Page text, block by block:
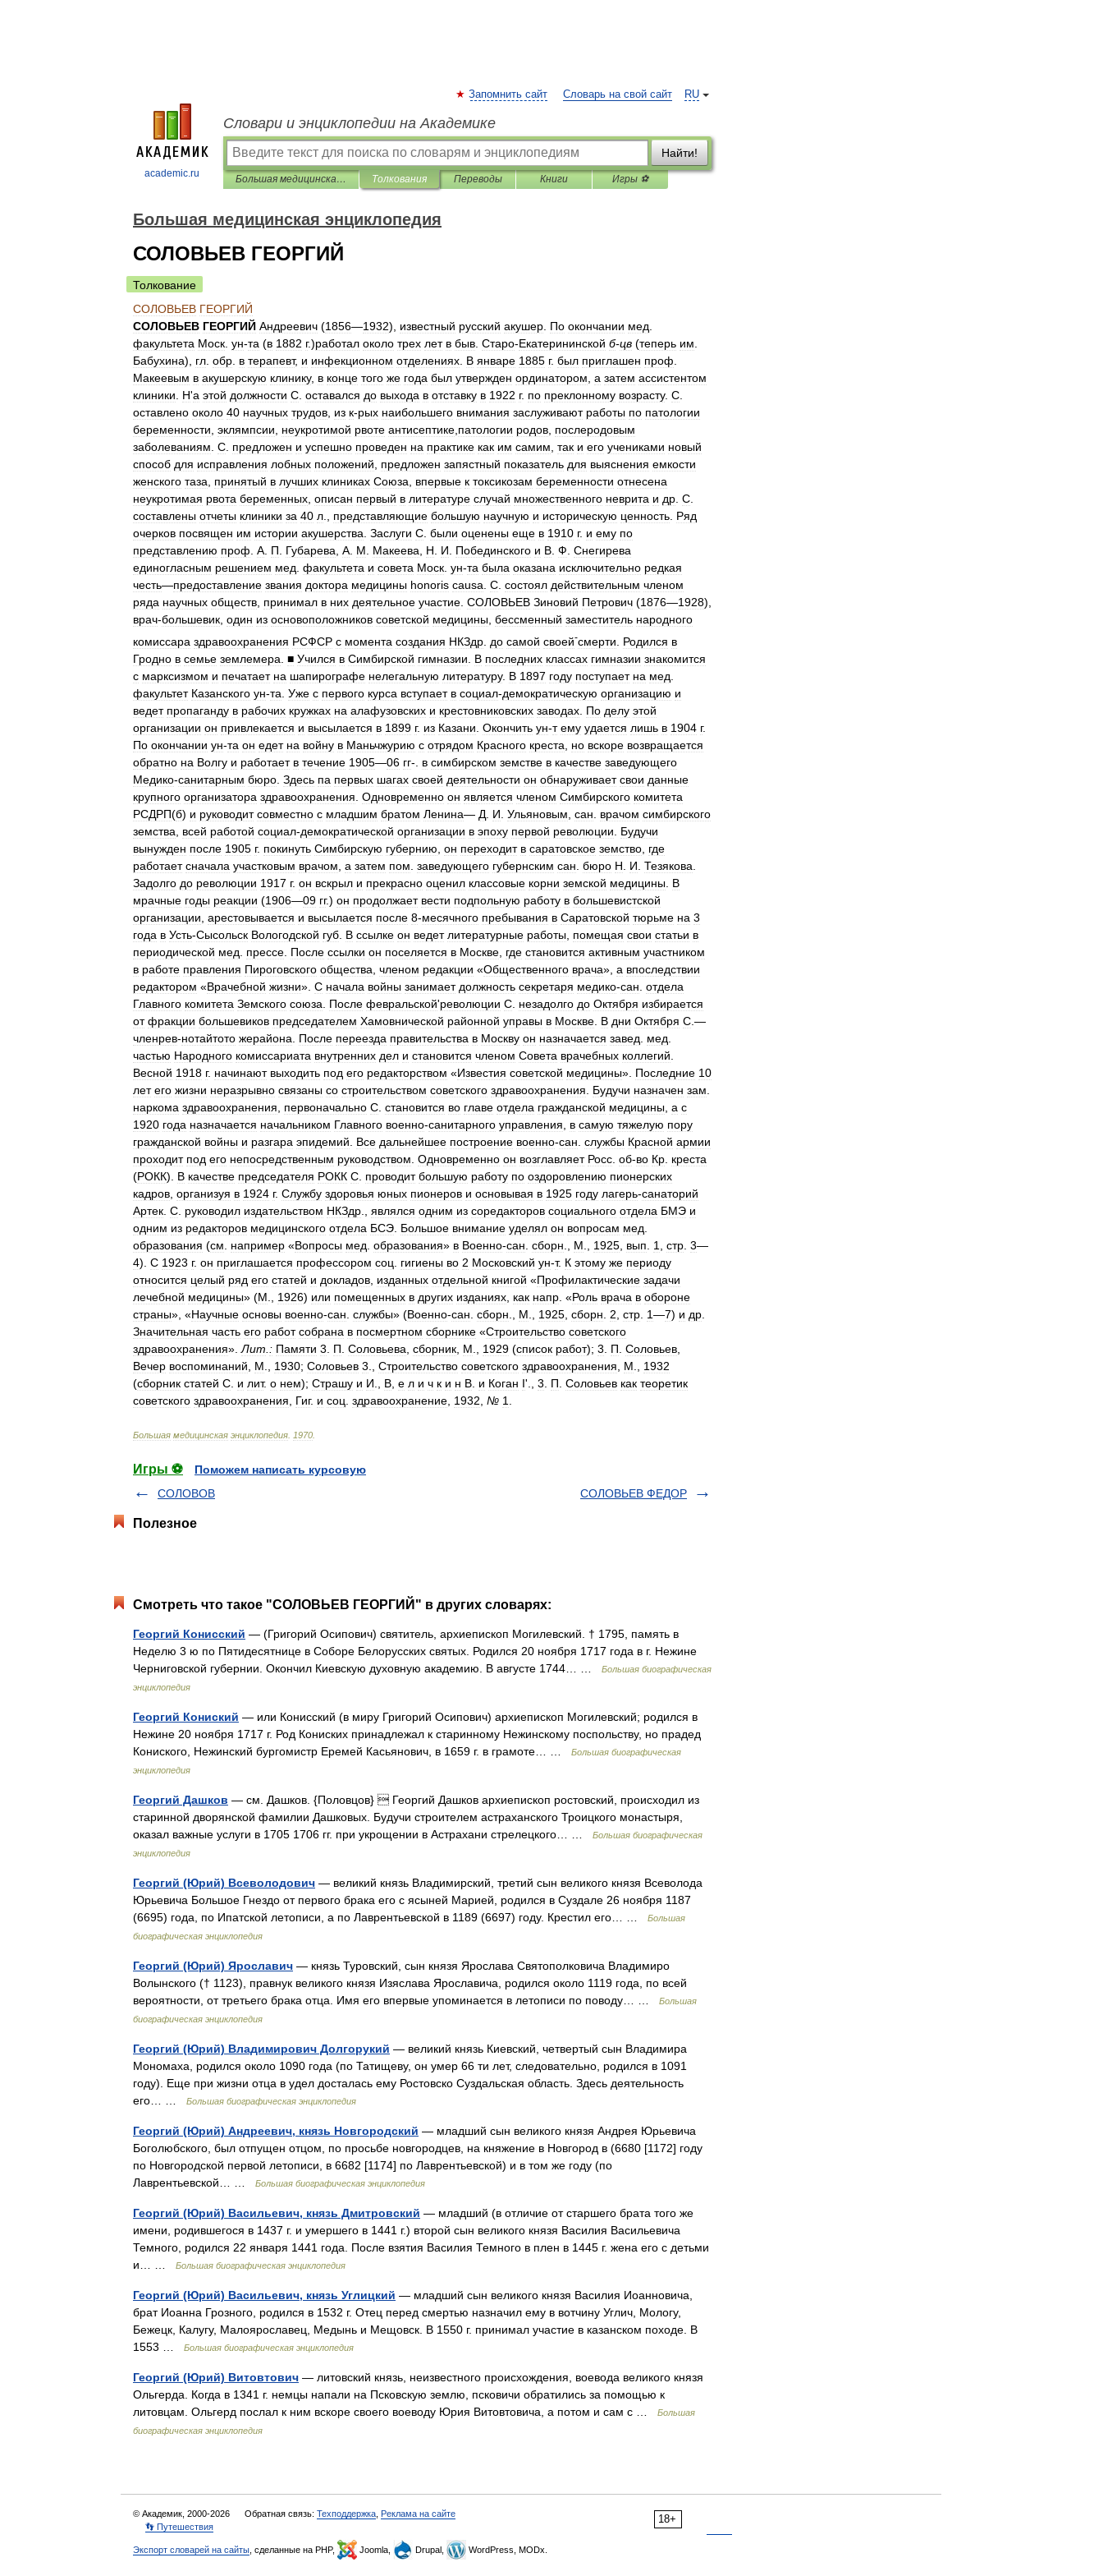
academic.ru
RU
Запомнить сайт Словарь на свой сайт
Словари и энциклопедии на Академике
Найти!
Большая медицинская энциклопедия Толкования Переводы Книги Игры ⚽
Большая медицинская энциклопедия
СОЛОВЬЕВ ГЕОРГИЙ
Толкование
СОЛОВЬЕВ ГЕОРГИЙ
СОЛОВЬЕВ ГЕОРГИЙ Андреевич (1856—1932), известный русский акушер По окончании мед
факультета Моск ун-та (в 1882 г.)работал около трех лет в быв Старо-Екатерининской б-цв (теперь им
Бабухина), гл обр в терапевт, и инфекционном отделениях В январе 1885 г. был приглашен проф
Макеевым в акушерскую клинику, в конце того же года был утвержден ординатором а затем ассистентом
клиники
Н'а этой должности С оставался до выхода в отставку в 1922 г. по преклонному возрасту. С
оставлено около 40 научных трудов из к-рых наибольшего внимания заслуживают работы по патологии
беременности эклямпсии неукротимой рвоте антисептике патологии родов послеродовым
заболеваниям С предложен и успешно проведен на практике как им самим так и его учениками новый
способ для исправления лобных положений предложен запястный показатель для выяснения емкости
женского таза принятый в лучших клиниках Союза впервые к токсикозам беременности отнесена
неукротимая рвота беременных описан первый в литературе случай множественного неврита и др С
составлены отчеты клиники за 40 л представляющие большую научную и историческую ценность Ряд
очерков посвящен им истории акушерства Заслуги С были оценены еще в 1910 г. и ему по
представлению проф А П Губарева А М Макеева Н И Побединского и В Ф Снегирева
единогласным решением мед факультета и совета Моск ун-та была оказана исключительно редкая
честь—предоставление звания доктора медицины honoris causa С состоял действительным членом
ряда научных обществ принимал в них деятельное участие СОЛОВЬЕВ Зиновий Петрович (1876—1928),
врач-большевик один из основоположников советской медицины бессменный заместитель народного
комиссара здравоохранения РСФСР с момента создания НКЗдр до самой своей-смерти Родился в
Гродно в семье землемера ■ Учился в Симбирской гимназии В последних классах гимназии знакомится
с марксизмом и печатает на шапирографе нелегальную литературу. В 1897 году поступает на мед
факультет Казанского ун-та Уже с первого курса вступает в социал-демократическую организацию и
ведет пропаганду в рабочих кружках на алафузовских и крестовниковских заводах По делу этой
организации он привлекается и высылается в 1899 г. из Казани Окончить ун-т ему удается лишь в 1904 г.
По окончании ун-та он едет на войну в Маньчжурию с отрядом Красного креста но вскоре возвращается
обратно на Волгу и работает в течение 1905—06 гг-. в симбирском земстве в качестве заведующего
Медико-санитарным бюро Здесь па первых шагах своей деятельности он обнаруживает свои данные
крупного организатора здравоохранения Одновременно он является членом Симбирского комитета
РСДРП(б) и руководит совместно с младшим братом Ленина— Д И Ульяновым сан врачом симбирского
земства
всей работой социал-демократической организации в эпоху первой революции
Будучи
вынужден после 1905 г. покинуть Симбирскую губернию он переходит в саратовское земство где
работает сначала участковым врачом а затем пом заведующего губернским сан бюро Н И Тезякова
Задолго до революции 1917 г. он вскрыл и прекрасно оценил классовые корни земской медицины В
мрачные годы реакции (1906—09 гг.) он продолжает вести подпольную работу в большевистской
организации арестовывается и высылается после 8-месячного пребывания в Саратовской тюрьме на 3
года в Усть-Сысольск Вологодской губ В ссылке он ведет литературные работы помещая свои статьи в
периодической мед прессе После ссылки он поселяется в Москве где становится активным участником
в работе правления Пироговского общества членом редакции «Общественного врача», а впоследствии
редактором «Врачебной жизни». С начала войны занимает должность секретаря медико-сан отдела
Главного комитета Земского союза После февральской'революции С незадолго до Октября избирается
от фракции большевиков председателем Хамовнической районной управы в Москве В дни Октября С .—
членрев-нотайтото жерайона После переезда правительства в Москву он назначается завед мед
частью Народного комиссариата внутренних дел и становится членом Совета врачебных коллегий
Весной 1918 г. начинают выходить под его редакторством «Известия советской медицины». Последние 10
лет его жизни неразрывно связаны со строительством советского здравоохранения Будучи назначен зам
наркома здравоохранения первоначально С становится во главе отдела гражданской медицины а с
1920 года назначается начальником Главного военно-санитарного управления в самую тяжелую пору
гражданской войны и разгара эпидемий Все дальнейшее построение военно-сан службы Красной армии
проходит под его непосредственным руководством Одновременно он возглавляет Росс об-во Кр креста
(РОКК). В качестве председателя РОКК С проводит большую работу по оздоровлению пионерских
кадров организуя в 1924 г. Службу здоровья юных пионеров и основывая в 1925 году лагерь-санаторий
Артек С руководил издательством НКЗдр являлся одним из соредакторов социального отдела БМЭ и
одним из редакторов медицинского отдела БСЭ Большое внимание уделял он вопросам мед
образования (см например «Вопросы мед образования» в Военно-сан сборн М 1925 вып 1 стр 3—
4). С 1923 г. он приглашается профессором соц гигиены во 2 Московский ун-т. К этому же периоду
относится целый ряд его статей и докладов изданных отдельной книгой «Профилактические задачи
лечебной медицины» (М 1926) или помещенных в других изданиях как напр . «Роль врача в обороне
страны», «Научные основы военно-сан службы» (Военно-сан сборн М 1925 сборн 2 стр 1—7) и др
Значительная часть его работ собрана в посмертном сборнике «Строительство советского
здравоохранения». Лит : Памяти 3 П Соловьева сборник М 1929 (список работ); 3 П Соловьев
Вечер воспоминаний М 1930; Соловьев 3 Строительство советского здравоохранения М
1932
(сборник статей С и лит. о нем); Страшу и И В е л и ч к и н В и Коган I'., 3 П Соловьев как теоретик
советского здравоохранения Гиг. и соц здравоохранение 1932 № 1
Большая медицинская энциклопедия 1970
Игры ⚽
Поможем написать курсовую
СОЛОВОВ
СОЛОВЬЕВ ФЕДОР
Полезное
Смотреть что такое "СОЛОВЬЕВ ГЕОРГИЙ" в других словарях:
Георгий Конисский — (Григорий Осипович) святитель, архиепископ Могилевский. † 1795, память в
Неделю 3 ю по Пятидесятнице в Соборе Белорусских святых. Родился 20 ноября 1717 года в г. Нежине
Черниговской губернии. Окончил Киевскую духовную академию. В августе 1744… …
Большая биографическая
энциклопедия
Георгий Кониский — или Конисский (в миру Григорий Осипович) архиепископ Могилевский; родился в
Нежине 20 ноября 1717 г. Род Кониских принадлежал к старинному Нежинскому поспольству, но прадед
Кониского, Нежинский бургомистр Еремей Касьянович, в 1659 г. в грамоте… …
Большая биографическая
энциклопедия
Георгий Дашков — см. Дашков. {Половцов}  Георгий Дашков архиепископ ростовский, происходил из
старинной дворянской фамилии Дашковых. Будучи строителем астраханского Троицкого монастыря,
оказал важные услуги в 1705 1706 гг. при укрощении в Астрахани стрелецкого… …
Большая биографическая
энциклопедия
Георгий (Юрий) Всеволодович — великий князь Владимирский, третий сын великого князя Всеволода
Юрьевича Большое Гнездо от первого брака его с ясыней Марией, родился в Суздале 26 ноября 1187
(6695) года, по Ипатской летописи, а по Лаврентьевской в 1189 (6697) году. Крестил его… …
Большая
биографическая энциклопедия
Георгий (Юрий) Ярославич — князь Туровский, сын князя Ярослава Святополковича Владимиро
Волынского († 1123), правнук великого князя Изяслава Ярославича, родился около 1119 года, по всей
вероятности, от третьего брака отца. Имя его впервые упоминается в летописи по поводу… …
Большая
биографическая энциклопедия
Георгий (Юрий) Владимирович Долгорукий — великий князь Киевский, четвертый сын Владимира
Мономаха, родился около 1090 года (по Татищеву, он умер 66 ти лет, следовательно, родился в 1091
году). Еще при жизни отца в удел досталась ему Ростовско Суздальская область. Здесь деятельность
его… …
Большая биографическая энциклопедия
Георгий (Юрий) Андреевич, князь Новгородский — младший сын великого князя Андрея Юрьевича
Боголюбского, был отпущен отцом, по просьбе новгородцев, на княжение в Новгород в (6680 [1172] году
по Новгородской первой летописи, в 6682 [1174] по Лаврентьевской) и в том же году (по
Лаврентьевской… …
Большая биографическая энциклопедия
Георгий (Юрий) Васильевич, князь Дмитровский — младший (в отличие от старшего брата того же
имени, родившегося в 1437 г. и умершего в 1441 г.) второй сын великого князя Василия Васильевича
Темного, родился 22 января 1441 года. После взятия Василия Темного в плен в 1445 г. жена его с детьми
и… …
Большая биографическая энциклопедия
Георгий (Юрий) Васильевич, князь Углицкий — младший сын великого князя Василия Иоанновича,
брат Иоанна Грозного, родился в 1532 г. Отец перед смертью назначил ему в вотчину Углич, Мологу,
Бежецк, Калугу, Малоярославец, Медынь и Мещовск. В 1550 г. принимал участие в казанском походе. В
1553 …
Большая биографическая энциклопедия
Георгий (Юрий) Витовтович — литовский князь, неизвестного происхождения, воевода великого князя
Ольгерда. Когда в 1341 г. немцы напали на Псковскую землю, псковичи обратились за помощью к
литовцам. Ольгерд послал к ним вскоре своего воеводу Юрия Витовтовича, а потом и сам с …
Большая
биографическая энциклопедия
18+
© Академик, 2000-2026 Обратная связь: Техподдержка Реклама на сайте
👣 Путешествия
Экспорт словарей на сайты , сделанные на PHP, Joomla, Drupal, WordPress, MODx.